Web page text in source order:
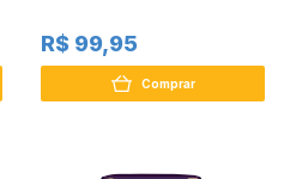
R$ 99,95
Comprar